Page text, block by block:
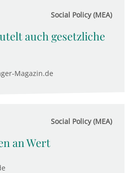
Social Policy (MEA)
auch gesetzliche
Magazin.de
Social Policy (MEA)
an Wert